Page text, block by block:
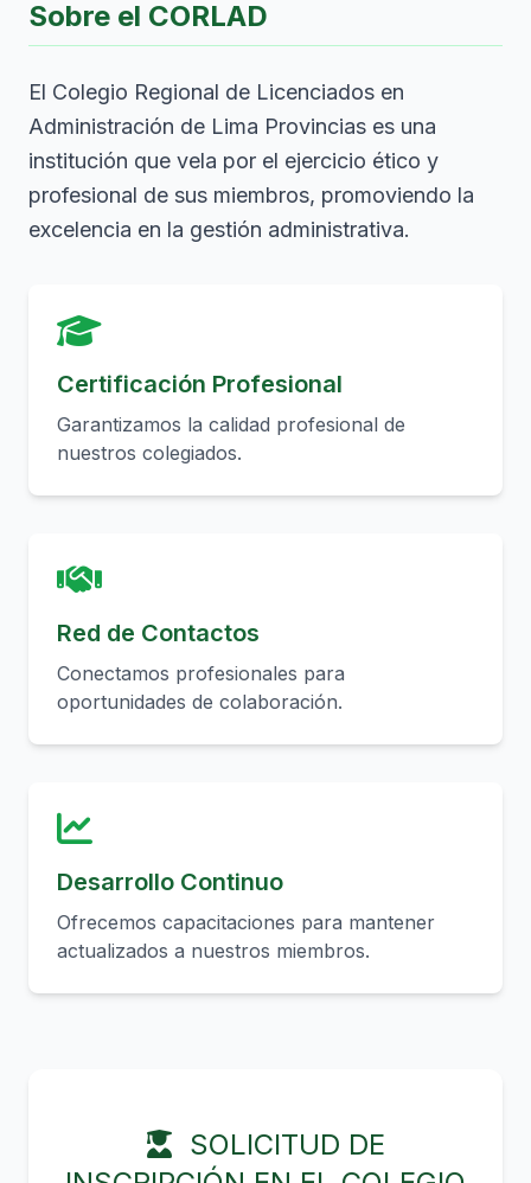
Sobre el CORLAD
El Colegio Regional de Licenciados en
Administración de Lima Provincias es una
institución que vela por el ejercicio ético y
profesional de sus miembros, promoviendo la
excelencia en la gestión administrativa.
Certificación Profesional
Garantizamos la calidad profesional de
nuestros colegiados.
Red de Contactos
Conectamos profesionales para
oportunidades de colaboración.
Desarrollo Continuo
Ofrecemos capacitaciones para mantener
actualizados a nuestros miembros.
SOLICITUD DE